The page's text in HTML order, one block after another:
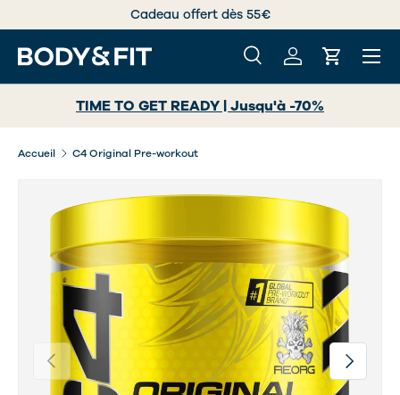
ALLER AU CONTENU
Cadeau offert dès 55€
Recherche
RechercheSe connecter
Panier
Menu
TIME TO GET READY | Jusqu'à -70%
Accueil C4 Original Pre-workout
Précédent Suivant